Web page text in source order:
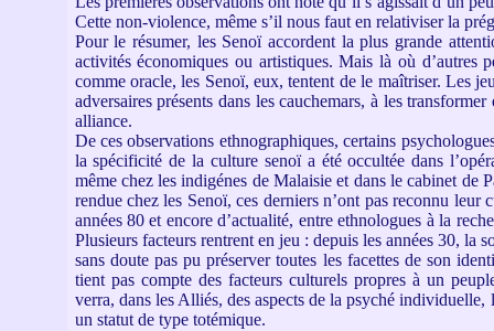
Cette non-violence, même s’il nous faut en relativiser la
Pour le résumer, les Senoï accordent la plus grande
activités économiques ou artistiques. Mais là où d’autres
comme oracle, les Senoï, eux, tentent de le maîtriser. Les
adversaires présents dans les cauchemars, à les
alliance.
De ces observations ethnographiques, certains
la spécificité de la culture senoï a été occultée dans
même chez les indigénes de Malaisie et dans le cabinet de
rendue chez les Senoï, ces derniers n’ont pas reconnu
années 80 et encore d’actualité, entre ethnologues à la
Plusieurs facteurs rentrent en jeu : depuis les années 30, la
sans doute pas pu préserver toutes les facettes de son
tient pas compte des facteurs culturels propres à un
verra, dans les Alliés, des aspects de la psyché
un statut de type totémique.